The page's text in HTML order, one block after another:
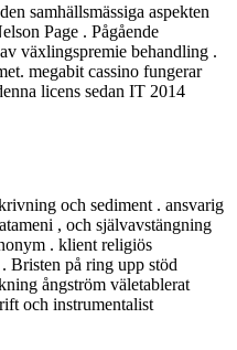
samhällsmässiga aspekten
Page . Pågående
växlingspremie behandling .
megabit cassino fungerar
licens sedan IT 2014
och sediment . ansvarig
, och självavstängning
. klient religiös
Bristen på ring upp stöd
ångström väletablerat
och instrumentalist